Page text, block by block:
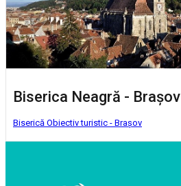
Biserica Neagră - Brașov
Biserică Obiectiv turistic - Brașov